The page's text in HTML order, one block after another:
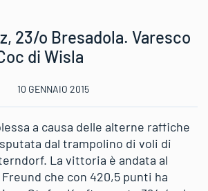
23/o Bresadola. Varesco
di Wisla
10 GENNAIO 2015
a causa delle alterne raffiche
dal trampolino di voli di
La vittoria è andata al
che con 420,5 punti ha